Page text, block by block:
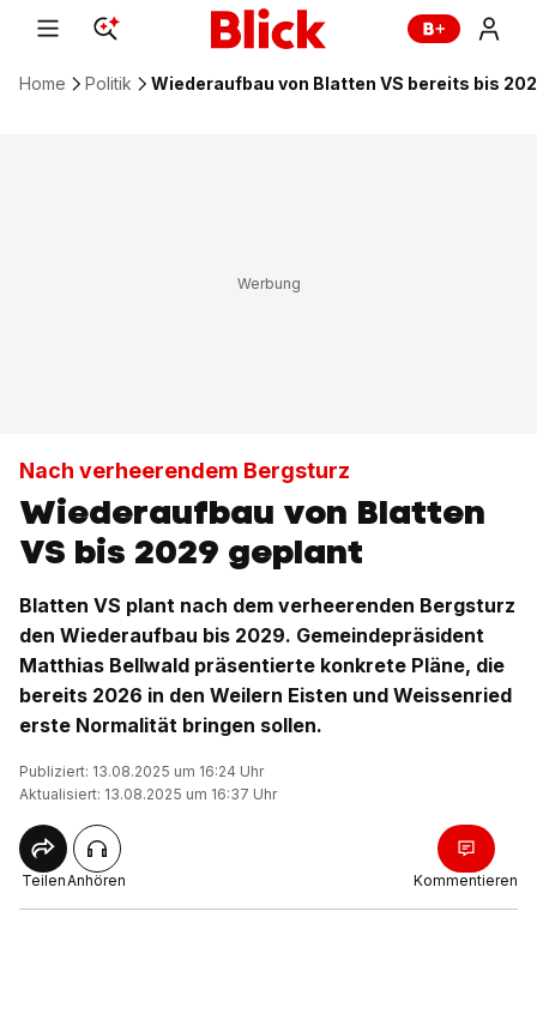
Home Politik Wiederaufbau von Blatten VS bereits bis
Nach verheerendem Bergsturz
Wiederaufbau von Blatten
VS bis 2029 geplant
Blatten VS plant nach dem verheerenden Bergsturz
den Wiederaufbau bis 2029. Gemeindepräsident
Matthias Bellwald präsentierte konkrete Pläne, die
bereits 2026 in den Weilern Eisten und Weissenried
erste Normalität bringen sollen.
Publiziert: 13.08.2025 um 16:24 Uhr
Aktualisiert: 13.08.2025 um 16:37 Uhr
TeilenAnhören Kommentieren